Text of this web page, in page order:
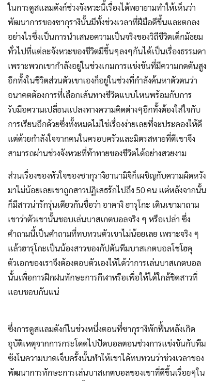
ในการดูสแลมดังก์ช่วงจังหวะนี้เรื่องได้พยายามทำให้เห็นว่า
พัฒนาการของซากุรางินั้นมีทั้งช่วงเวลาที่ฝีมือดีขึ้นและตกลง
อย่างไรซึ่งเป็นการนำเสนอความเป็นจริงของวิถีชีวิตเด็กมัธยม
ทั่วไปที่แต่ละจังหวะของชีวิตมีขึ้นๆลงๆกันได้เป็นเรื่องธรรมดา
เพราะพวกเขากำลังอยู่ในช่วงเกมการแข่งขันที่มีความกดดันสูง
อีกทั้งในชีวิตส่วนตัวเขาเองก็อยู่ในช่วงที่กำลังค้นหาตัวตนว่า
อนาคตต้องการที่เลือกเส้นทางชีวิตแบบไหนพร้อมกับการ
รับมือความเปลี่ยนแปลงทางความคิดต่างๆอีกทั้งต้องใส่ใจกับ
การเรียนอีกด้วยซึ่งทั้งหมดไม่ใช่เรื่องง่ายเลยที่จะประคองให้ดี
แต่ด้วยกำลังใจจากคนในครอบครัวและมิตรสหายที่ดีเขาจึง
สามารถผ่านช่วงจังหวะที่ท้าทายของชีวิตได้อย่างสวยงาม
ส่วนเรื่องของหัวใจของซากุรางิฮานามิจิก็เผชิญกับความผิดหวัง
มาไม่น้อยเลยเขาถูกสาวปฏิเสธรักไปถึง 50 คน แต่หลังจากนั้น
ก็มีสาวน่ารักรุ่นเดียวกันชื่อว่า อาคางิ ฮารุโกะ เดินเขามาถาม
เขาว่าตัวเขานั้นชอบเล่นบาสเกตบอลจริง ๆ หรือเปล่า ซึ่ง
คำถามนี้เป็นคำถามที่ทบทวนตัวเขาไม่น้อยเลย เพราะจริง ๆ
แล้วฮารุโกะเป็นน้องสาวของกัปตันทีมบาสเกตบอลโชโฮคุ
ตัวเอกของเราจึงต้องตอบตัวเองให้ได้ว่าการเล่นบาสเกตบอล
นั้นเพื่อการฝึกฝนทักษะการกีฬาหรือเพื่อให้ได้ใกล้ชิดสาวที่
แอบชอบกันแน่
ซึ่งการดูสแลมดังก์ในช่วงหนึ่งตอนที่ซากุรางิพักฟื้นหลังเกิด
อุบัติเหตุจากการกระโดดไปปัดบอลตอนช่วงการแข่งขันกับทีม
ซังโนความบาดเจ็บครั้งนั้นทำให้เขาได้ทบทวนว่าช่วงเวลาของ
พัฒนาการทักษะการเล่นบาสเกตบอลของเขาที่ดีขึ้นเรื่อยๆใน